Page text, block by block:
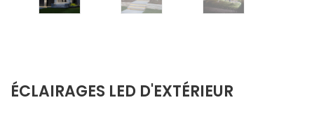
ÉCLAIRAGES LED D'EXTÉRIEUR